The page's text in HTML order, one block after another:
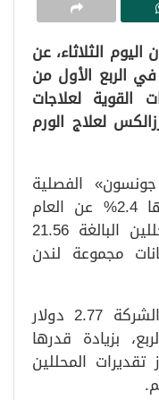
الثلاثاء، عن
في الربع الأول من
القوية لعلاجات
لعلاج الورم
الفصلية
21.89 مليار دولار، بزيادة قدرها 2.4% عن العام
الماضي، وتجاوزت توقعات المحللين البالغة 21.56
مجموعة لندن
وعلى أساس معدل، بلغ ربح الشركة 2.77 دولار
بزيادة قدرها
تقديرات المحللين